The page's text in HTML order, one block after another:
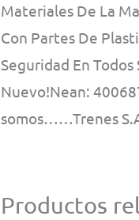
Materiales De La
Con Partes De
Seguridad En
Nuevo!Nean:
somos……Trenes
Productos